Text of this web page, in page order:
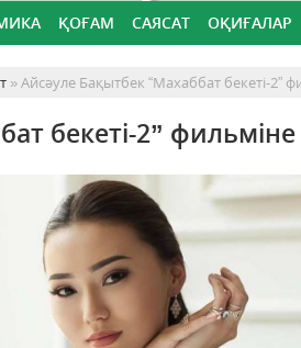
ҚОҒАМ САЯСАТ ОҚИҒАЛАР
» Айсәуле Бақытбек “Махаббат бекеті-2”
бекеті-2” фильміне